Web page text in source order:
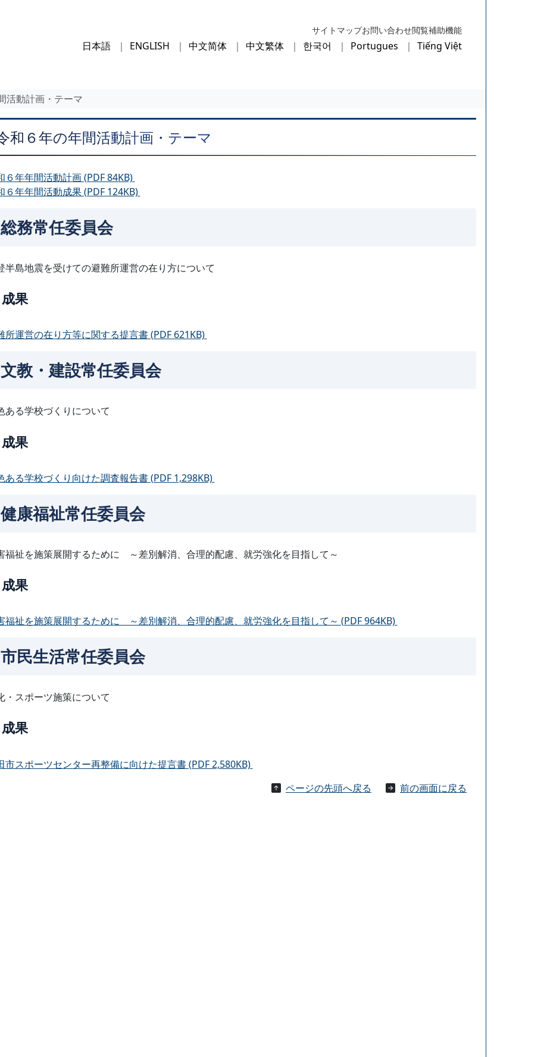
サイトマップお問い合わせ閲覧補助機能
日本語 ENGLISH 中文简体 中文繁体 한국어 Portugues Tiếng Việt
活動計画・テーマ
和６年の年間活動計画・テーマ
６年年間活動計画 (PDF 84KB)
６年年間活動成果 (PDF 124KB)
総務常任委員会
半島地震を受けての避難所運営の在り方について
成果
所運営の在り方等に関する提言書 (PDF 621KB)
文教・建設常任委員会
ある学校づくりについて
成果
ある学校づくり向けた調査報告書 (PDF 1,298KB)
健康福祉常任委員会
福祉を施策展開するために ～差別解消、合理的配慮、就労強化を目指して～
成果
福祉を施策展開するために ～差別解消、合理的配慮、就労強化を目指して～ (PDF 964KB)
市民生活常任委員会
・スポーツ施策について
成果
市スポーツセンター再整備に向けた提言書 (PDF 2,580KB)
ページの先頭へ戻る
前の画面に戻る